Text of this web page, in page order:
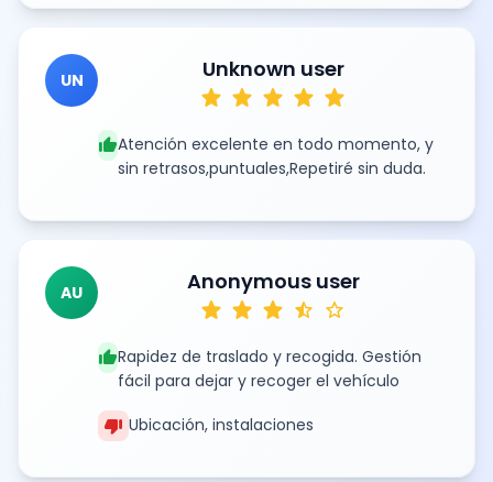
UN Unknown user
star star star star star
thumb_upAtención excelente en todo momento, y
sin retrasos,puntuales,Repetiré sin duda.
AU Anonymous user
star star star star_half star
thumb_upRapidez de traslado y recogida. Gestión
fácil para dejar y recoger el vehículo
thumb_down Ubicación, instalaciones